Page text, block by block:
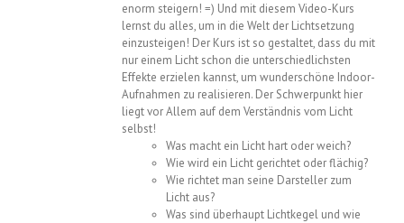
enorm steigern! =) Und mit diesem Video-Kurs
lernst du alles, um in die Welt der Lichtsetzung
einzusteigen! Der Kurs ist so gestaltet, dass du mit
nur einem Licht schon die unterschiedlichsten
Effekte erzielen kannst, um wunderschöne Indoor-
Aufnahmen zu realisieren. Der Schwerpunkt hier
liegt vor Allem auf dem Verständnis vom Licht
selbst!
Was macht ein Licht hart oder weich?
Wie wird ein Licht gerichtet oder flächig?
Wie richtet man seine Darsteller zum
Licht aus?
Was sind überhaupt Lichtkegel und wie